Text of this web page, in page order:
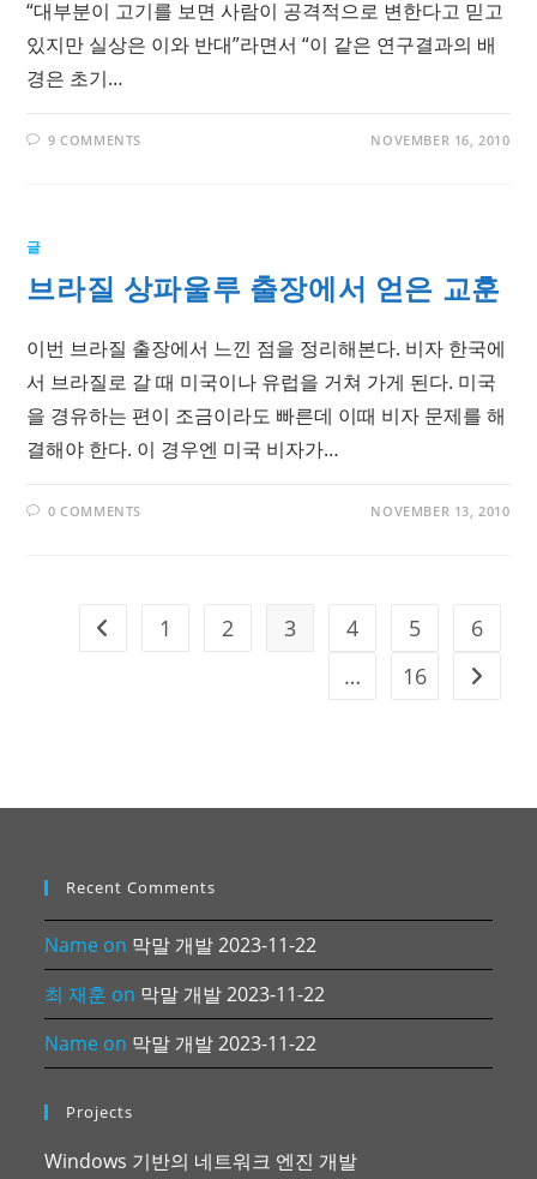
“대부분이 고기를 보면 사람이 공격적으로 변한다고 믿고
있지만 실상은 이와 반대”라면서 “이 같은 연구결과의 배
경은 초기…
9 COMMENTS NOVEMBER 16, 2010
글
브라질 상파울루 출장에서 얻은 교훈
이번 브라질 출장에서 느낀 점을 정리해본다. 비자 한국에
서 브라질로 갈 때 미국이나 유럽을 거쳐 가게 된다. 미국
을 경유하는 편이 조금이라도 빠른데 이때 비자 문제를 해
결해야 한다. 이 경우엔 미국 비자가…
0 COMMENTS NOVEMBER 13, 2010
Go to the previous page
1 2 3 4 5
6
…
16 Go to
Recent Comments
Name on 막말 개발 2023-11-22
최 재훈 on 막말 개발 2023-11-22
Name on 막말 개발 2023-11-22
Projects
Windows 기반의 네트워크 엔진 개발